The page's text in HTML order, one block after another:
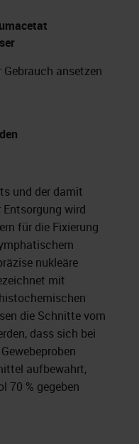
ansetzen
und der damit
Entsorgung wird
für die Fixierung
nukleäre
mit
die Schnitte vom
dass sich bei
aufbewahrt,
70 % gegeben